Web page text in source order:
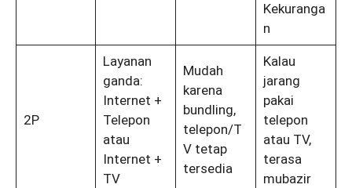
Kekuranga
n
2P
Layanan
ganda:
Internet +
Telepon
atau
Internet +
TV
Mudah
karena
bundling,
telepon/T
V tetap
tersedia
Kalau
jarang
pakai
telepon
atau TV,
terasa
mubazir